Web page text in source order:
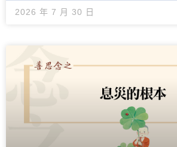
2026 年 7 月 30 日